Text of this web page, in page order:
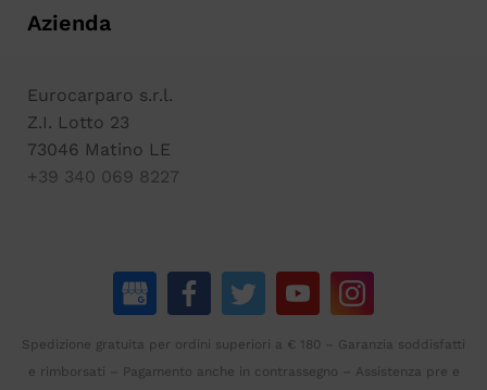
Azienda
Eurocarparo s.r.l.
Z.I. Lotto 23
73046 Matino LE
+39 340 069 8227
Spedizione gratuita per ordini superiori a € 180 – Garanzia soddisfatti
e rimborsati – Pagamento anche in contrassegno – Assistenza pre e